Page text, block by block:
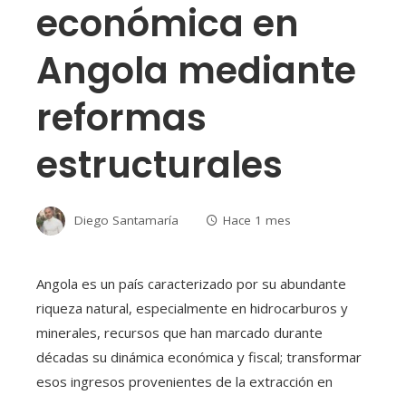
económica en
Angola mediante
reformas
estructurales
Diego Santamaría Hace 1 mes
Angola es un país caracterizado por su abundante
riqueza natural, especialmente en hidrocarburos y
minerales, recursos que han marcado durante
décadas su dinámica económica y fiscal; transformar
esos ingresos provenientes de la extracción en